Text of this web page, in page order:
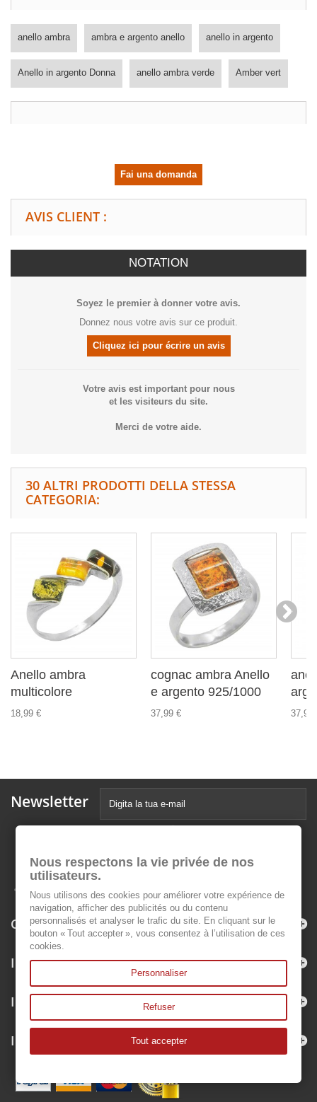
anello ambra ambra e argento anello anello in argento
Anello in argento Donna anello ambra verde Amber vert
Fai una domanda
AVIS CLIENT :
NOTATION
Soyez le premier à donner votre avis.
Donnez nous votre avis sur ce produit.
Cliquez ici pour écrire un avis
Votre avis est important pour nous
et les visiteurs du site.
Merci de votre aide.
30 ALTRI PRODOTTI DELLA STESSA
CATEGORIA:
Anello ambra
multicolore
18,99 €
cognac ambra Anello
e argento 925/1000
37,99 € 37,99
Newsletter
Categorie
Informazioni
Il mio account
Informazioni negozio
Nous respectons la vie privée de nos
utilisateurs.
Nous utilisons des cookies pour améliorer votre expérience de
navigation, afficher des publicités ou du contenu
personnalisés et analyser le trafic du site. En cliquant sur le
bouton « Tout accepter », vous consentez à l’utilisation de ces
cookies.
Personnaliser
Refuser
Tout accepter